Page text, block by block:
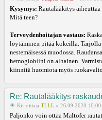
Kysymys: Rautalääkitys
Mitä teen?
Terveydenhoitajan vastaus:
löytäminen pitää kokeilla.
nestemäisessä muodossa.
hemoglobiini on alhainen.
kiinnitä huomiota myös
Re: Rautalääkitys
Kirjoittaja TLLL » 26.09.2020 10:00
Paljonko voin ottaa Maltofer